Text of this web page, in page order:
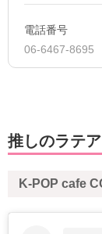
電話番号
06-6467-8695
推しのラテ
K-POP cafe